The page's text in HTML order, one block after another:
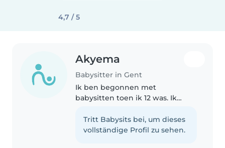
4,7 / 5
Akyema
Babysitter in Gent
Ik ben begonnen met
babysitten toen ik 12 was. Ik
het broertje of zusje van een
vriend. Tijdens het vakantie
Tritt Babysits bei, um dieses
vollständige Profil zu sehen.